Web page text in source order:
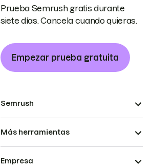
Prueba Semrush gratis durante
siete días. Cancela cuando quieras.
Empezar prueba gratuita
Semrush
Más herramientas
Empresa